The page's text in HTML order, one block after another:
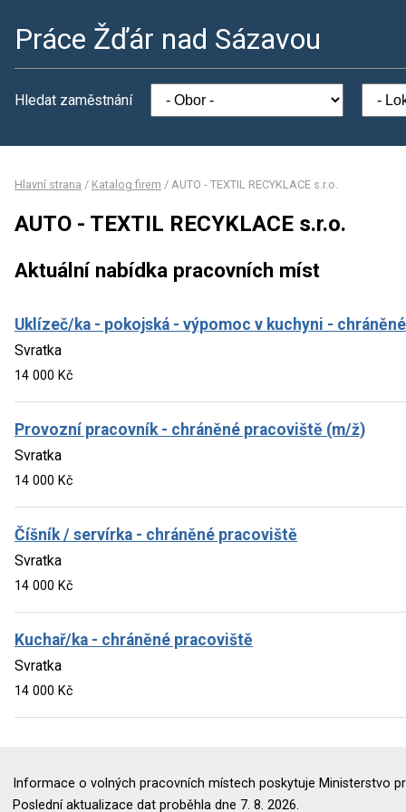
Práce Žďár nad Sázavou
Hledat zaměstnání
Hlavní strana / Katalog firem / AUTO - TEXTIL RECYKLACE s.r.o.
AUTO - TEXTIL RECYKLACE s.r.o.
Aktuální nabídka pracovních míst
Uklízeč/ka - pokojská - výpomoc v kuchyni -
Svratka
14 000 Kč
Provozní pracovník - chráněné pracoviště (m/ž)
Svratka
14 000 Kč
Číšník / servírka - chráněné pracoviště
Svratka
14 000 Kč
Kuchař/ka - chráněné pracoviště
Svratka
14 000 Kč
Informace o volných pracovních místech poskytuje Ministerstvo
Poslední aktualizace dat proběhla dne 7. 8. 2026.